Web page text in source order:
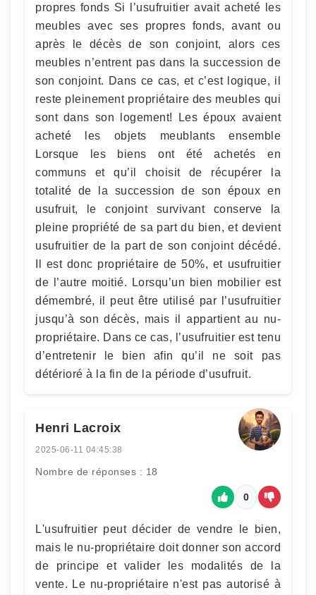
propres fonds Si l’usufruitier avait acheté les
meubles avec ses propres fonds, avant ou
après le décès de son conjoint, alors ces
meubles n’entrent pas dans la succession de
son conjoint. Dans ce cas, et c’est logique, il
reste pleinement propriétaire des meubles qui
sont dans son logement! Les époux avaient
acheté les objets meublants ensemble
Lorsque les biens ont été achetés en
communs et qu’il choisit de récupérer la
totalité de la succession de son époux en
usufruit, le conjoint survivant conserve la
pleine propriété de sa part du bien, et devient
usufruitier de la part de son conjoint décédé.
Il est donc propriétaire de 50%, et usufruitier
de l’autre moitié. Lorsqu’un bien mobilier est
démembré, il peut être utilisé par l’usufruitier
jusqu’à son décès, mais il appartient au nu-
propriétaire. Dans ce cas, l’usufruitier est tenu
d’entretenir le bien afin qu’il ne soit pas
détérioré à la fin de la période d’usufruit.
Henri Lacroix
2025-06-11 04:45:38
Nombre de réponses : 18
0
L'usufruitier peut décider de vendre le bien,
mais le nu-propriétaire doit donner son accord
de principe et valider les modalités de la
vente. Le nu-propriétaire n'est pas autorisé à